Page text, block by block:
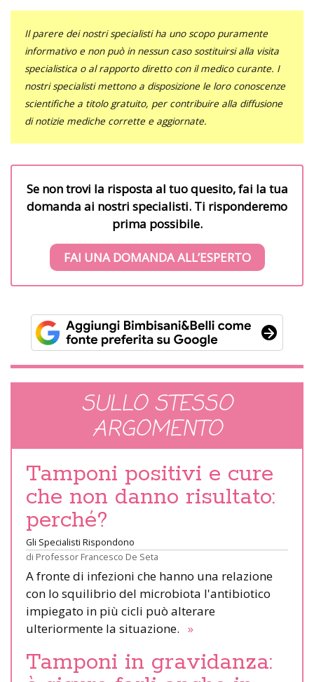
Il parere dei nostri specialisti ha uno scopo puramente
informativo e non può in nessun caso sostituirsi alla visita
specialistica o al rapporto diretto con il medico curante. I
nostri specialisti mettono a disposizione le loro conoscenze
scientifiche a titolo gratuito, per contribuire alla diffusione
di notizie mediche corrette e aggiornate.
Se non trovi la risposta al tuo quesito, fai la tua
domanda ai nostri specialisti. Ti risponderemo
prima possibile.
FAI UNA DOMANDA ALL’ESPERTO
SULLO STESSO
ARGOMENTO
Tamponi positivi e cure
che non danno risultato:
perché?
Gli Specialisti Rispondono
di Professor Francesco De Seta
A fronte di infezioni che hanno una relazione
con lo squilibrio del microbiota l'antibiotico
impiegato in più cicli può alterare
ulteriormente la situazione. »
Tamponi in gravidanza: